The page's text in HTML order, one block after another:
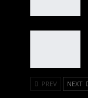
PREV NEXT